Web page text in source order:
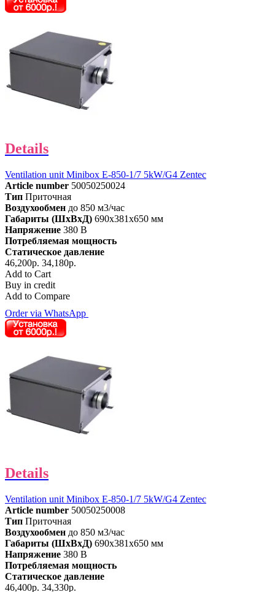
Details
Ventilation unit Minibox E-850-1/7 5kW/G4 Zentec
Article number 50050250024
Тип Приточная
Воздухообмен до 850 м3/час
Габариты (ШхВхД) 690x381x650 мм
Напряжение 380 В
Потребляемая мощность
Статическое давление
46,200р. 34,180р.
Add to Cart
Buy in credit
Add to Compare
Order via WhatsApp
Details
Ventilation unit Minibox E-850-1/7 5kW/G4 Zentec
Article number 50050250008
Тип Приточная
Воздухообмен до 850 м3/час
Габариты (ШхВхД) 690x381x650 мм
Напряжение 380 В
Потребляемая мощность
Статическое давление
46,400р. 34,330р.